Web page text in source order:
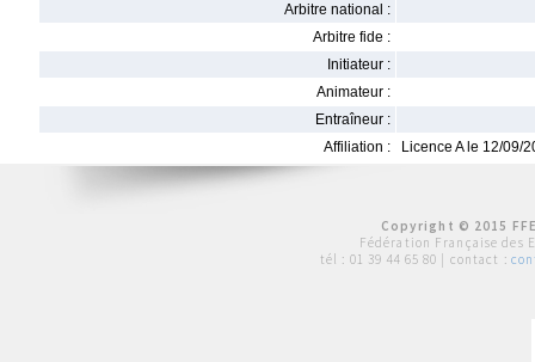
Arbitre national :
Arbitre fide :
Initiateur :
Animateur :
Entraîneur :
Affiliation :
Licence A le 12/09/
Copyright © 2015
Fédération Française des
tél : 01 39 44 65 80 | contact :